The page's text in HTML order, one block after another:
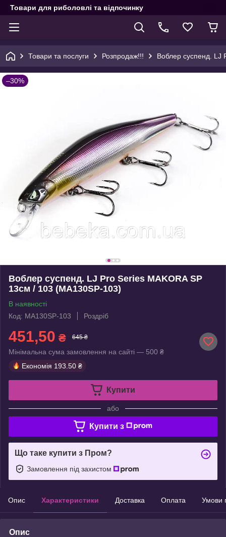
Товари для риболовлі та відпочинку
Товари та послуги Розпродаж!!! Воблер суспенд. LJ
–30%
Воблер суспенд. LJ Pro Series MAKORA SP
13см / 103 (MA130SP-103)
В наявності
Код: MA130SP-103
Роздріб
451,50 ₴ 645 ₴
Мінімальна сума замовлення на сайті — 500 ₴
Економія 193.50 ₴
Купити
або
Купити з
Що таке купити з Пром?
Замовлення під захистом
Опис Характеристики Доставка Оплата Умови
Опис